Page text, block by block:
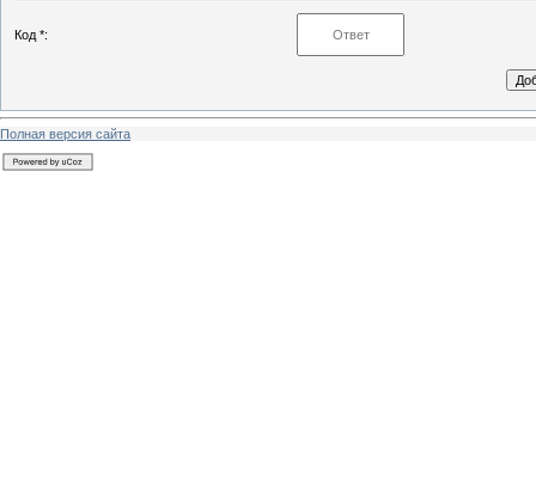
Код *:
Полная версия сайта